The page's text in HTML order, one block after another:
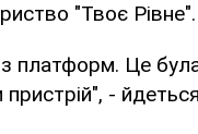
"Твоє Рівне".
з платформ. Це
-